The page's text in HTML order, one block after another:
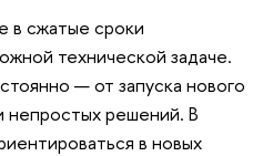
в сжатые сроки
технической задаче.
— от запуска нового
непростых решений. В
в новых